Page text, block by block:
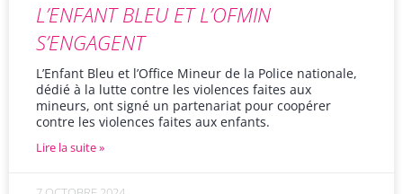
L’ENFANT BLEU ET L’OFMIN
S’ENGAGENT
L’Enfant Bleu et l’Office Mineur de la Police nationale,
dédié à la lutte contre les violences faites aux
mineurs, ont signé un partenariat pour coopérer
contre les violences faites aux enfants.
Lire la suite »